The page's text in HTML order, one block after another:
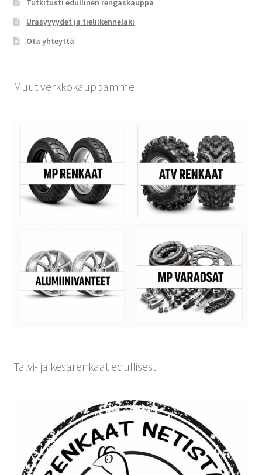
Tutkitusti edullinen rengaskauppa
Urasyvyydet ja tieliikennelaki
Ota yhteyttä
Muut verkkokauppamme
Talvi- ja kesärenkaat edullisesti